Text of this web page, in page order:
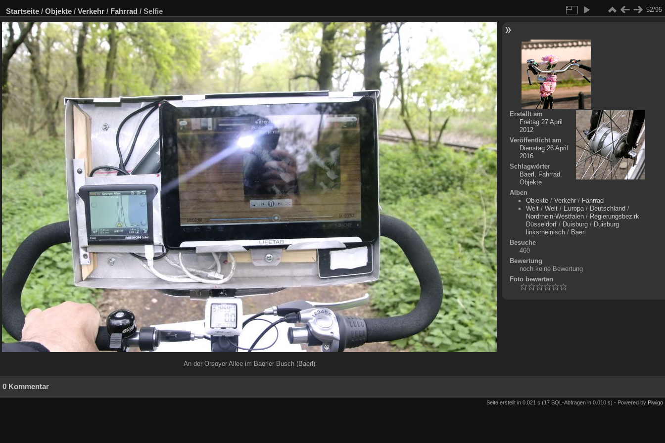
Startseite / Objekte / Verkehr / Fahrrad / Selfie 52/95
An der Orsoyer Allee im Baerler Busch (Baerl)
Erstellt am
Freitag 27 April
2012
Veröffentlicht am
Dienstag 26 April
2016
Schlagwörter
Baerl , Fahrrad,
Objekte
Alben
Objekte/ Verkehr/ Fahrrad
Welt/ Welt/ Europa/ Deutschland /
Nordrhein-Westfalen/ Regierungsbezirk
Düsseldorf/ Duisburg/ Duisburg
linksrheinisch/ Baerl
Besuche
460
Bewertung
noch keine Bewertung
Foto bewerten
0 Kommentar
Seite erstellt in 0.021 s (17 SQL-Abfragen in 0.010 s) - Powered by Piwigo